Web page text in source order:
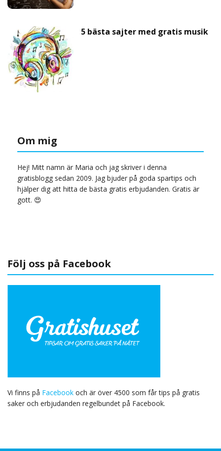
5 bästa sajter med gratis musik
Om mig
Hej! Mitt namn är Maria och jag skriver i denna
gratisblogg sedan 2009. Jag bjuder på goda spartips och
hjälper dig att hitta de bästa gratis erbjudanden. Gratis är
gott. 😍
Följ oss på Facebook
Vi finns på Facebook och är över 4500 som får tips på gratis
saker och erbjudanden regelbundet på Facebook.